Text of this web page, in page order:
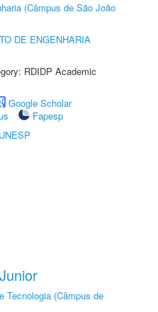
(Câmpus de São João
DE ENGENHARIA
RDIDP Academic
Google Scholar
Fapesp
Tecnologia (Câmpus de